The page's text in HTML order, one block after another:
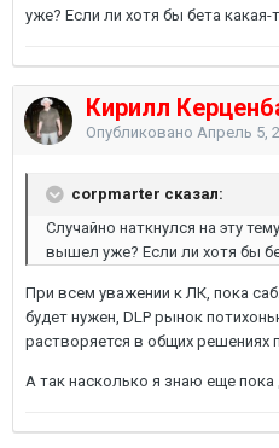
уже? Если ли хотя бы бета какая-
Кирилл
Опубликовано Апрель 5,
corpmarter сказал:
Случайно наткнулся на эту
вышел уже? Если ли хотя бы
При всем уважении к ЛК, пока
будет нужен, DLP рынок
растворяется в общих решениях
А так насколько я знаю еще